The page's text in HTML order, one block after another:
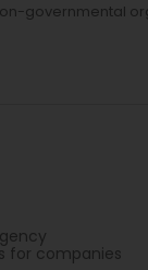
governmental
for companies